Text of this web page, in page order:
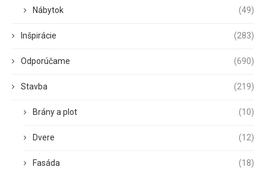
Nábytok (49)
Inšpirácie (283)
Odporúčame (690)
Stavba (219)
Brány a plot (10)
Dvere (12)
Fasáda (18)